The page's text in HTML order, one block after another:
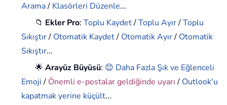
Arama/ Klasörleri Düzenle...
📁 Ekler Pro:Toplu Kaydet/Toplu Ayır/Toplu
Sıkıştır/ Otomatik Kaydet/ Otomatik Ayır/ Otomatik
Sıkıştır...
🌟Arayüz Büyüsü: 😊 Daha Fazla Şık ve Eğlenceli
Emoji/ Önemli e-postalar geldiğinde uyarı/ Outlook'u
kapatmak yerine küçült...